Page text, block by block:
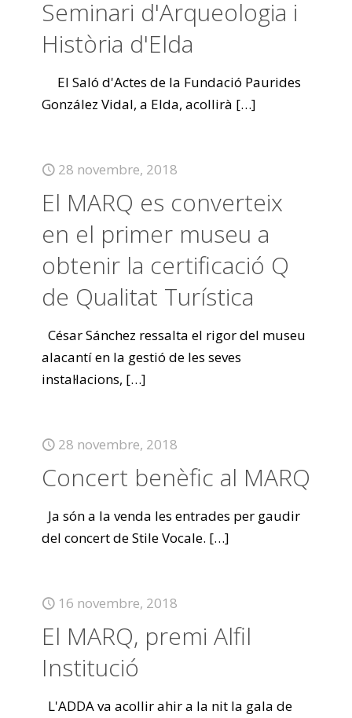
Seminari d'Arqueologia i
Història d'Elda
El Saló d'Actes de la Fundació Paurides
González Vidal, a Elda, acollirà […]
28 novembre, 2018
El MARQ es converteix
en el primer museu a
obtenir la certificació Q
de Qualitat Turística
César Sánchez ressalta el rigor del museu
alacantí en la gestió de les seves
instal·lacions, […]
28 novembre, 2018
Concert benèfic al MARQ
Ja són a la venda les entrades per gaudir
del concert de Stile Vocale. […]
16 novembre, 2018
El MARQ, premi Alfil
Institució
L'ADDA va acollir ahir a la nit la gala de